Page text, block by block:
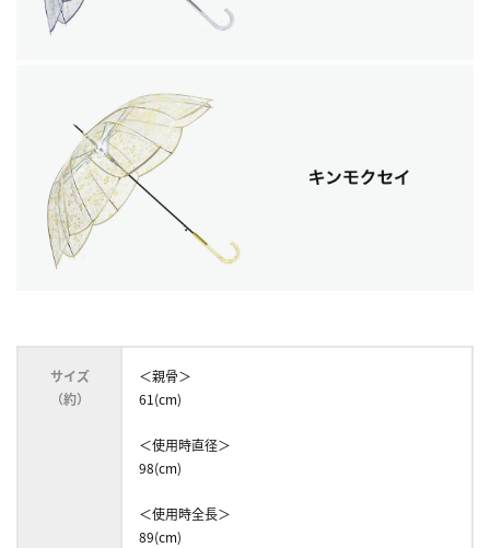
サイズ
（約）
＜親骨＞
61(cm)
＜使用時直径＞
98(cm)
＜使用時全長＞
89(cm)